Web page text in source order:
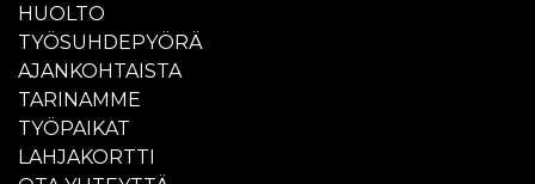
HUOLTO
TYÖSUHDEPYÖRÄ
AJANKOHTAISTA
TARINAMME
TYÖPAIKAT
LAHJAKORTTI